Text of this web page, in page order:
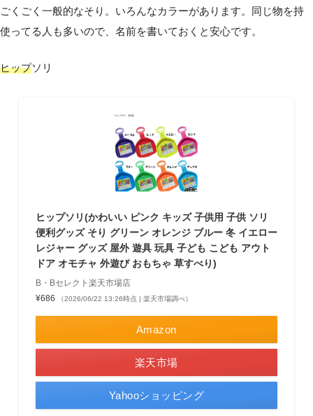
ごくごく一般的なそり。いろんなカラーがあります。同じ物を持
使ってる人も多いので、名前を書いておくと安心です。
ヒップソリ
ヒップソリ(かわいい ピンク キッズ 子供用 子供 ソリ
便利グッズ そり グリーン オレンジ ブルー 冬 イエロー
レジャー グッズ 屋外 遊具 玩具 子ども こども アウト
ドア オモチャ 外遊び おもちゃ 草すべり)
B・Bセレクト楽天市場店
¥686
（2026/06/22 13:26時点 | 楽天市場調べ）
Amazon
楽天市場
Yahooショッピング